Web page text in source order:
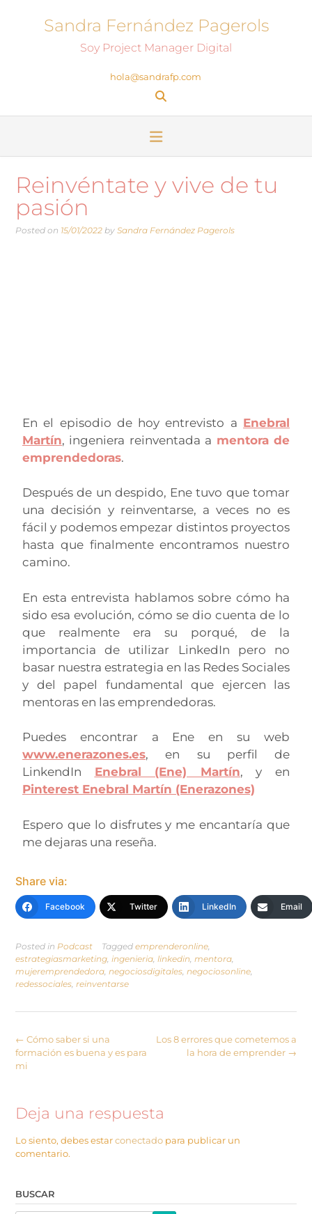
Sandra Fernández Pagerols
Soy Project Manager Digital
hola@sandrafp.com
Reinvéntate y vive de tu
pasión
Posted on 15/01/2022 by Sandra Fernández Pagerols
En el episodio de hoy entrevisto a Enebral
Martín, ingeniera reinventada a mentora de
emprendedoras.
Después de un despido, Ene tuvo que tomar
una decisión y reinventarse, a veces no es
fácil y podemos empezar distintos proyectos
hasta que finalmente encontramos nuestro
camino.
En esta entrevista hablamos sobre cómo ha
sido esa evolución, cómo se dio cuenta de lo
que realmente era su porqué, de la
importancia de utilizar LinkedIn pero no
basar nuestra estrategia en las Redes Sociales
y del papel fundamental que ejercen las
mentoras en las emprendedoras.
Puedes encontrar a Ene en su web
www.enerazones.es, en su perfil de
LinkendIn Enebral (Ene) Martín, y en
Pinterest Enebral Martín (Enerazones)
Espero que lo disfrutes y me encantaría que
me dejaras una reseña.
Share via:
Facebook Twitter LinkedIn Email
Posted in Podcast Tagged emprenderonline
estrategiasmarketing ingenieria linkedin mentora
mujeremprendedora negociosdigitales negociosonline
redessociales reinventarse
← Cómo saber si una
formación es buena y es para
mi
Los 8 errores que cometemos a
la hora de emprender →
Deja una respuesta
Lo siento, debes estarconectado para publicar un
comentario.
BUSCAR